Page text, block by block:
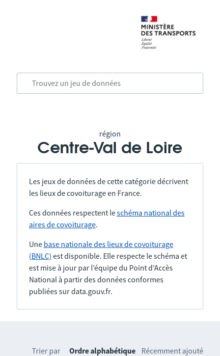
région
Centre-Val de Loire
Les jeux de données de cette catégorie décrivent
les lieux de covoiturage en France.
Ces données respectent leschéma national des
aires de covoiturage.
Une base nationale des lieux de covoiturage
(BNLC) est disponible. Elle respecte le schéma et
est mise à jour par l’équipe du Point d’Accès
National à partir des données conformes
publiées sur data.gouv.fr.
Trier par Ordre alphabétique Récemment ajouté